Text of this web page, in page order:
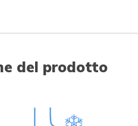
del prodotto